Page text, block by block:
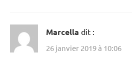
Marcella dit :
26 janvier 2019 à 10:06